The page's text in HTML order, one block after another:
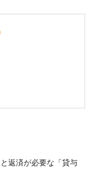
返済が必要な「貸与